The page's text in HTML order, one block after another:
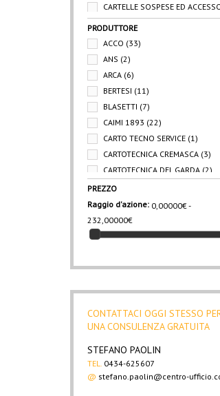
CARTELLE SOSPESE ED
(11)
DIVISORI PER RACCOGLITORI
PORTABIGLIETTI DA VISITA
PORTABADGE
CORNICI A GIORNO
PORTADEPLIANT - PORTARIVISTE
(11)
SISTEMI ESPOSITIVI (3)
REGISTRI(50)
SCHEDE (8)
STAMPATI GENERICI
BLOCCHI E FORMULARI(63)
PRODUTTORE
ACCO (33)
ANS (2)
ARCA (6)
BERTESI (11)
BLASETTI (7)
CAIMI 1893 (22)
CARTO TECNO SERVICE (1)
CARTOTECNICA CREMASCA (3)
CARTOTECNICA DEL GARDA (2)
DELI
ESSELTE(80)
FAVINI(4)
FAVORIT(56)
FLEX(144)
IN LINEA(40)
KOH I NOOR(11)
LEBEZ(17)
MARKIN(5)
NOVA SCIA(2)
OD(5)
PREZZO
Raggio d'azione: 0,00000€ -
232,00000€
CONTATTACI OGGI STESSO
UNA CONSULENZA GRATUITA
STEFANO PAOLIN
TEL.
0434-625607
@ stefano.paolin@centro-